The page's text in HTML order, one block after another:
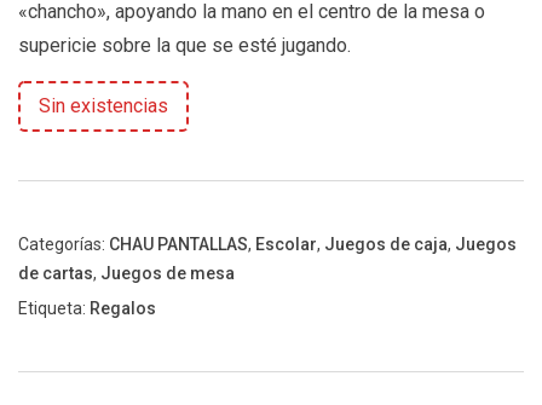
«chancho», apoyando la mano en el centro de la mesa o
supericie sobre la que se esté jugando.
Sin existencias
Categorías: CHAU PANTALLAS, Escolar, Juegos de caja, Juegos
de cartas, Juegos de mesa
Etiqueta: Regalos